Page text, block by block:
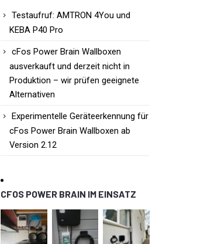
Testaufruf: AMTRON 4You und
KEBA P40 Pro
cFos Power Brain Wallboxen
ausverkauft und derzeit nicht in
Produktion – wir prüfen geeignete
Alternativen
Experimentelle Geräteerkennung für
cFos Power Brain Wallboxen ab
Version 2.12
CFOS POWER BRAIN IM EINSATZ